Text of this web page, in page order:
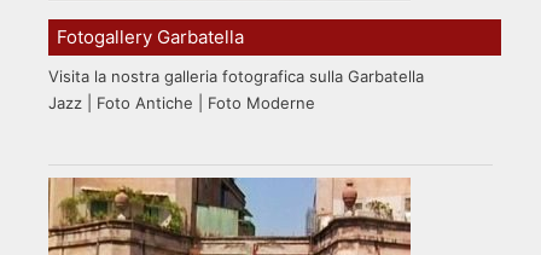
Fotogallery Garbatella
Visita la nostra galleria fotografica sulla Garbatella
Jazz | Foto Antiche | Foto Moderne